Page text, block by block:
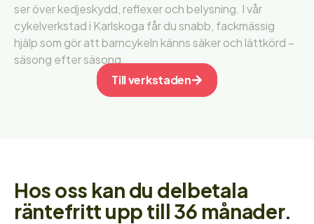
ser över kedjeskydd, reflexer och belysning. I vår
cykelverkstad i Karlskoga får du snabb, fackmässig
hjälp som gör att barncykeln känns säker och lättkörd –
säsong efter säsong.
Till verkstaden
Hos oss kan du delbetala
räntefritt upp till 36 månader.